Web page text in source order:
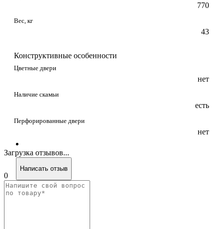
770
Вес, кг
43
Конструктивные особенности
Цветные двери
нет
Наличие скамьи
есть
Перфорированные двери
нет
Загрузка отзывов...
0
Написать отзыв